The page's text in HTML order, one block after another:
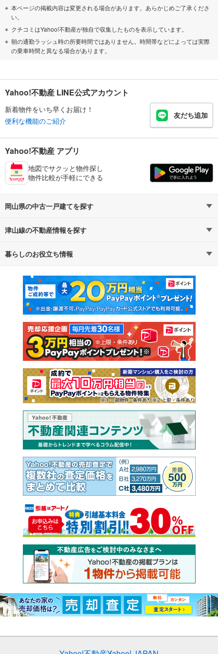
本ページの掲載内容は変更される場合があります。あらかじめご了承くださ
い。
クチコミはYahoo!不動産が独自で収集したものを表示しています。
朝の通勤ラッシュ時の所要時間ではありません。時間帯などによっては実際
の乗車時間と異なる場合があります。
Yahoo!不動産 LINE公式アカウント
新着物件をいち早くお届け！
便利な機能のご紹介
友だち追加
Yahoo!不動産 アプリ
地図でサクッと物件探し
物件比較が手軽にできる
岡山県の中古一戸建てを探す
路線・駅から探す
通勤・通学時間から探す
津山線の不動産情報を探す
不動産・住宅
新築マンション 中古マンション
新築一戸建て 中古一戸建て
注文住宅 土地
売却査定
暮らしのお役立ち情報
マンションカタログ 教えて！住まいの先生